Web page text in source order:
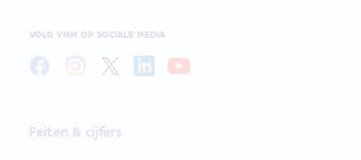
VOLG VMM OP SOCIALE MEDIA
Feiten & cijfers